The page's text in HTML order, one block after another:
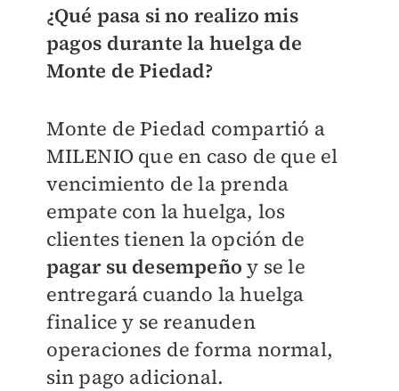
¿Qué pasa si no realizo mis
pagos durante la huelga de
Monte de Piedad?
Monte de Piedad compartió a
MILENIO que en caso de que el
vencimiento de la prenda
empate con la huelga, los
clientes tienen la opción de
pagar su desempeño y se le
entregará cuando la huelga
finalice y se reanuden
operaciones de forma normal,
sin pago adicional.